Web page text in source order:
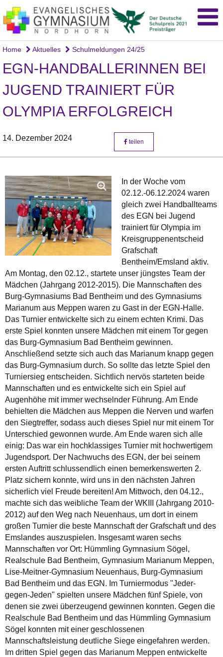
Home Aktuelles Schulmeldungen 24/25
EGN-HANDBALLERINNEN BEI
JUGEND TRAINIERT FÜR
OLYMPIA ERFOLGREICH
14. Dezember 2024 teilen
In der Woche vom
02.12.-06.12.2024 waren
gleich zwei Handballteams
des EGN bei Jugend
trainiert für Olympia im
Kreisgruppenentscheid
Grafschaft
Bentheim/Emsland aktiv.
Am Montag, den 02.12., startete unser jüngstes Team der
Mädchen (Jahrgang 2012-2015). Die Mannschaften des
Burg-Gymnasiums Bad Bentheim und des Gymnasiums
Marianum aus Meppen waren zu Gast in der EGN-Halle.
Das Turnier entwickelte sich zu einem echten Krimi. Das
erste Spiel konnten unsere Mädchen mit einem Tor gegen
das Burg-Gymnasium Bad Bentheim gewinnen.
Anschließend setzte sich auch das Marianum knapp gegen
das Burg-Gymnasium durch. So sollte das letzte Spiel den
Turniersieg entscheiden. Sichtlich nervös starteten beide
Mannschaften und es entwickelte sich ein Spiel auf
Augenhöhe mit immer wechselnder Führung. Am Ende
behielten die Mädchen aus Meppen die Nerven und warfen
den Siegtreffer, sodass auch dieses Spiel nur mit einem Tor
Unterschied gewonnen wurde. Am Ende waren sich alle
einig: Das war ein hochklassiges Turnier mit hochwertigem
Jugendsport. Der Nachwuchs des EGN, der bei seinem
ersten Auftritt schlussendlich einen bemerkenswerten 2.
Platz sichern konnte, wird uns in den nächsten Jahren
sicherlich viel Freude bereiten! Am Mittwoch, den 04.12.,
machte sich das weibliche Team der WKIII (Jahrgang 2010-
2012) auf den Weg nach Neuenhaus, um dort in einem
großen Turnier die beste Mannschaft der Grafschaft und des
Emslandes auszuspielen. Insgesamt waren sechs
Mannschaften vor Ort: Hümmling Gymnasium Sögel,
Realschule Bad Bentheim, Gymnasium Marianum Meppen,
Lise-Meitner-Gymnasium Neuenhaus, Burg-Gymnasium
Bad Bentheim und das EGN. Im Turniermodus "Jeder-
gegen-Jeden" spielten unsere Mädchen fünf Spiele, von
denen sie zwei überzeugend gewinnen konnten. Gegen die
Realschule Bad Bentheim und das Hümmling Gymnasium
Sögel konnten mit einer geschlossenen
Mannschaftsleistung deutliche Siege eingefahren werden.
Im dritten Spiel gegen das Marianum Meppen entwickelte